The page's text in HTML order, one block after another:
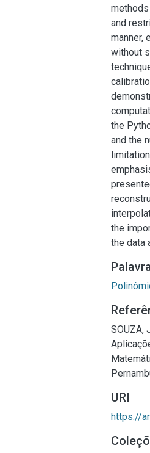
and
manner,
without
the
and the
the
the data
SOUZA,
URI
https://